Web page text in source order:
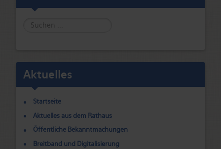
Suche
Aktuelles
Startseite
Aktuelles aus dem Rathaus
Öffentliche Bekanntmachungen
Breitband und Digitalisierung